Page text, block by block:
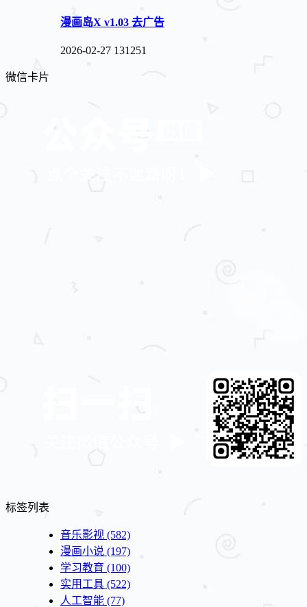
漫画岛X v1.03 去广告
2026-02-27 131251
微信卡片
标签列表
音乐影视 (582)
漫画小说 (197)
学习教育 (100)
实用工具 (522)
人工智能 (77)